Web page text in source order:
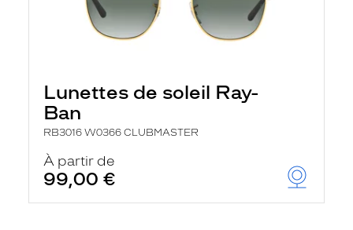
Lunettes de soleil Ray-
Ban
RB3016 W0366 CLUBMASTER
À partir de
99,00 €